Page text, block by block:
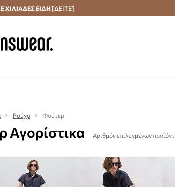
Εξοικονομήστε με το Answear Club
ΧΙΛΙΑΔΕΣ ΕΙΔΗ [ΔΕΙΤΕ]
Ρούχα Φούτερ
Αγορίστικα Αριθμός επιλεγμένων